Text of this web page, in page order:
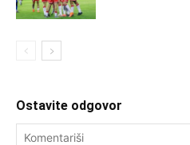
Ostavite odgovor